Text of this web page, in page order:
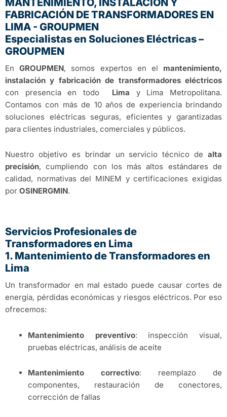
MANTENIMIENTO, INSTALACIÓN Y
FABRICACIÓN DE TRANSFORMADORES EN
LIMA - GROUPMEN
Especialistas en Soluciones Eléctricas –
GROUPMEN
EnGROUPMEN, somos expertos en el mantenimiento,
instalación y fabricación de transformadores eléctricos
con presencia en todo
Lima y Lima Metropolitana.
Contamos con más de 10 años de experiencia brindando
soluciones eléctricas seguras, eficientes y garantizadas
para clientes industriales, comerciales y públicos.
Nuestro objetivo es brindar un servicio técnico de alta
precisión, cumpliendo con los más altos estándares de
calidad, normativas del MINEM y certificaciones exigidas
por OSINERGMIN.
Servicios Profesionales de
Transformadores en Lima
1. Mantenimiento de Transformadores en
Lima
Un transformador en mal estado puede causar cortes de
energía, pérdidas económicas y riesgos eléctricos. Por eso
ofrecemos:
Mantenimiento preventivo: inspección visual,
pruebas eléctricas, análisis de aceite
Mantenimiento correctivo: reemplazo de
componentes, restauración de conectores,
corrección de fallas